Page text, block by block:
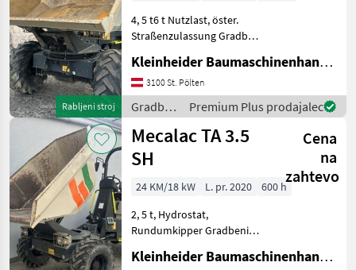
Rabljeni stroj
4, 5 t6 t Nutzlast, öster.
Straßenzulassung Gradbeni
Kleinheider Baumaschinenhandel GmbH.
3100 St. Pölten
Gradbeni
stroji /
Mecalac
Premium Plus prodajalec
Mecalac TA 3.5
SH
Cena
na
zahtevo
24 KM/18 kW L. pr. 2020
600 h
2, 5 t, Hydrostat,
Rundumkipper Gradbeni
Kleinheider Baumaschinenhandel GmbH.